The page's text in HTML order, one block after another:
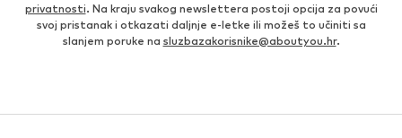
privatnosti. Na kraju svakog newslettera postoji opcija za povući
svoj pristanak i otkazati daljnje e-letke ili možeš to učiniti sa
slanjem poruke na sluzbazakorisnike@aboutyou.hr.